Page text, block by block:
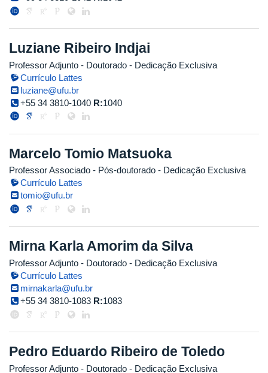
Luziane Ribeiro Indjai
Professor Adjunto - Doutorado - Dedicação Exclusiva
Currículo Lattes
luziane@ufu.br
+55 34 3810-1040 R:1040
Marcelo Tomio Matsuoka
Professor Associado - Pós-doutorado - Dedicação Exclusiva
Currículo Lattes
tomio@ufu.br
Mirna Karla Amorim da Silva
Professor Adjunto - Doutorado - Dedicação Exclusiva
Currículo Lattes
mirnakarla@ufu.br
+55 34 3810-1083 R:1083
Pedro Eduardo Ribeiro de Toledo
Professor Adjunto - Doutorado - Dedicação Exclusiva